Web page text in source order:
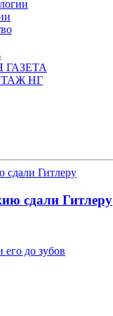
НГ
сдали Гитлеру
до зубов